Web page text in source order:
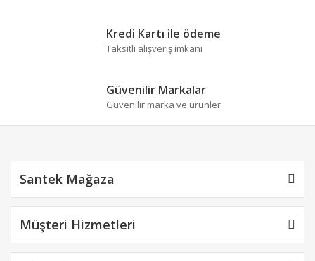
Ürün fiyatı diğer sitelerden daha pahalı.
Bu ürüne benzer farklı alternatifler olmalı.
Kredi Kartı ile ödeme
Taksitli alışveriş imkanı
Güvenilir Markalar
Güvenilir marka ve ürünler
Santek Mağaza
Müşteri Hizmetleri